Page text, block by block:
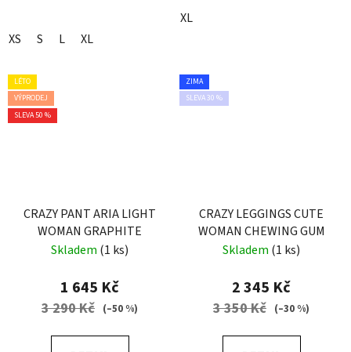
XS S L XL
XL
LÉTO
VÝPRODEJ
SLEVA 50 %
CRAZY PANT ARIA LIGHT
WOMAN GRAPHITE
Skladem (1 ks)
1 645 Kč
3 290 Kč (–50 %)
ZIMA
SLEVA 30 %
CRAZY LEGGINGS CUTE
WOMAN CHEWING GUM
Skladem (1 ks)
2 345 Kč
3 350 Kč (–30 %)